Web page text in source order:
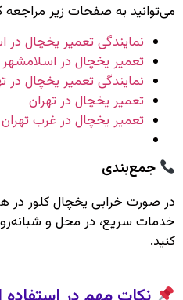
می‌توانید به صفحات زیر مراجعه
نمایندگی تعمیر یخچال در
تعمیر یخچال در اسلامشهر
نمایندگی تعمیر یخچال در
تعمیر یخچال در تهران
تعمیر یخچال در غرب تهران
جمع‌بندی
در صورت خرابی یخچال کلور در هر
خدمات سریع، در محل و
کنید.